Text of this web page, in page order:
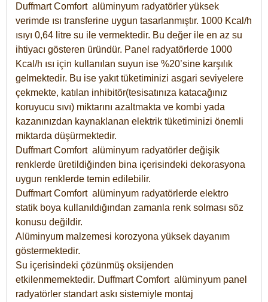
Duffmart Comfort alüminyum radyatörler yüksek
verimde ısı transferine uygun tasarlanmıştır. 1000 Kcal/h
ısıyı 0,64 litre su ile vermektedir. Bu değer ile en az su
ihtiyacı gösteren üründür. Panel radyatörlerde 1000
Kcal/h ısı için kullanılan suyun ise %20’sine karşılık
gelmektedir. Bu ise yakıt tüketiminizi asgari seviyelere
çekmekte, katılan inhibitör(tesisatınıza katacağınız
koruyucu sıvı) miktarını azaltmakta ve kombi yada
kazanınızdan kaynaklanan elektrik tüketiminizi önemli
miktarda düşürmektedir.
Duffmart Comfort alüminyum radyatörler değişik
renklerde üretildiğinden bina içerisindeki dekorasyona
uygun renklerde temin edilebilir.
DuffmartComfort alüminyum radyatörlerde elektro
statik boya kullanıldığından zamanla renk solması söz
konusu değildir.
Alüminyum malzemesi korozyona yüksek dayanım
göstermektedir.
Su içerisindeki çözünmüş oksijenden
etkilenmemektedir. DuffmartComfort alüminyum panel
radyatörler standart askı sistemiyle montaj